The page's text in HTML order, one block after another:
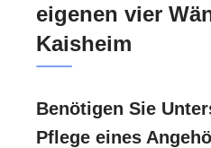
eigenen vier
Kaisheim
Benötigen Sie
Pflege eines